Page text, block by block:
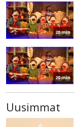
20 min
20 min
Uusimmat